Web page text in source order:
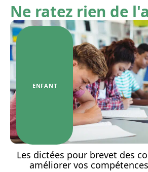
Ne ratez rien de
ENFANT
Les dictées pour brevet des
améliorer vos